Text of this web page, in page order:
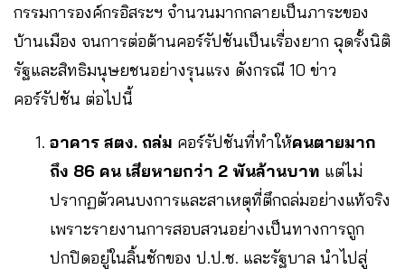
กรรมการองค์กรอิสระฯ จำนวนมากกลายเป็นภาระของ
บ้านเมือง จนการต่อต้านคอร์รัปชันเป็นเรื่องยาก ฉุดรั้งนิติ
รัฐและสิทธิมนุษยชนอย่างรุนแรง ดังกรณี 10 ข่าว
คอร์รัปชัน ต่อไปนี้
อาคาร สตง. ถล่ม คอร์รัปชันที่ทำให้คนตายมาก
ถึง 86 คน เสียหายกว่า 2 พันล้านบาท แต่ไม่
ปรากฏตัวคนบงการและสาเหตุที่ตึกถล่มอย่างแท้จริง
เพราะรายงานการสอบสวนอย่างเป็นทางการถูก
ปกปิดอยู่ในลิ้นชักของ ป.ป.ช. และรัฐบาล นำไปสู่